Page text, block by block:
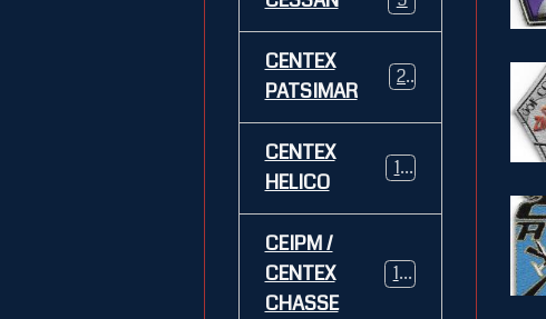
CENTEX
PATSIMAR
21
CENTEX
HELICO
14
CEIPM /
CENTEX
CHASSE
108